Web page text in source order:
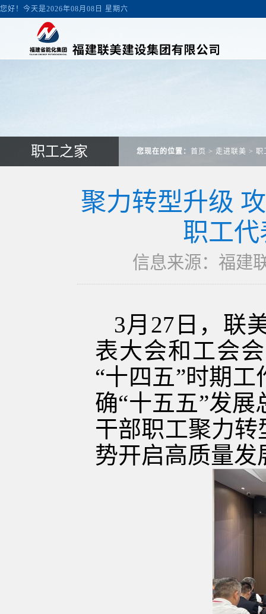
您好！今天是2026年08月08日 星期六
职工之家 您现在的位置： 首页 > 走进联美 > 职
聚力转型升级
职工
信息来源：福建
3月27日，联
表大会和工会
“十四五”时期
确“十五五”发
干部职工聚力
势开启高质量发